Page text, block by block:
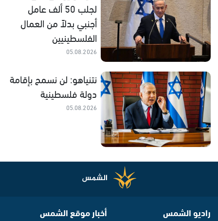
لجلب 50 ألف عامل
أجنبي بدلاً من العمال
الفلسطينيين
05.08.2026
نتنياهو: لن نسمح بإقامة
دولة فلسطينية
05.08.2026
راديو الشمس أخبار موقع الشمس